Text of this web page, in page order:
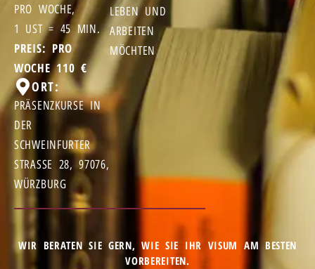
PRO WOCHE,
1 UST = 45 MIN.
PREIS: PRO
WOCHE 110 €
ORT:
PRÄSENZKURSE IN
DER
SCHWEINFURTER
STRASSE 28, 97076, W
ÜRZBURG
LEBEN UND
ARBEITEN
MÖCHTEN
WIR BERATEN SIE GERN, WIE SIE IHR VISUM AM BESTEN
VORBEREITEN.